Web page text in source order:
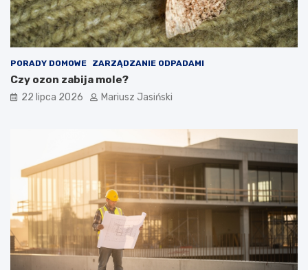
PORADY DOMOWE ZARZĄDZANIE ODPADAMI
Czy ozon zabija mole?
22 lipca 2026 Mariusz Jasiński